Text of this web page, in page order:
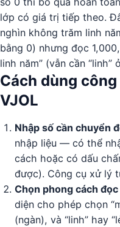
lớp có giá trị tiếp theo.
nghìn không trăm linh
bằng 0) nhưng đọc
linh năm” (vẫn cần
Cách dùng
VJOL
Nhập số cần chuyển
nhập liệu — có thể
cách hoặc có dấu
được). Công cụ xử lý
Chọn phong cách
diện cho phép chọn
(ngàn), và “linh” hay